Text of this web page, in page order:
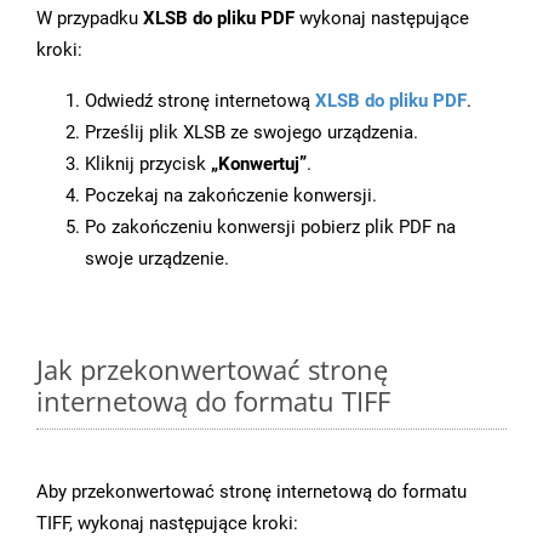
W przypadku XLSB do pliku PDF wykonaj następujące
kroki:
Odwiedź stronę internetową XLSB do pliku PDF.
Prześlij plik XLSB ze swojego urządzenia.
Kliknij przycisk „Konwertuj”.
Poczekaj na zakończenie konwersji.
Po zakończeniu konwersji pobierz plik PDF na
swoje urządzenie.
Jak przekonwertować stronę
internetową do formatu TIFF
Aby przekonwertować stronę internetową do formatu
TIFF, wykonaj następujące kroki: